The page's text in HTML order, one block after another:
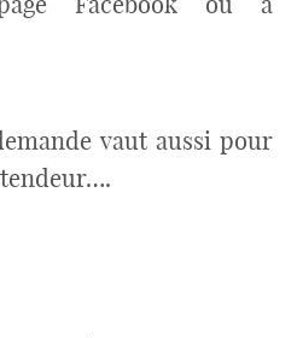
vaut aussi pour